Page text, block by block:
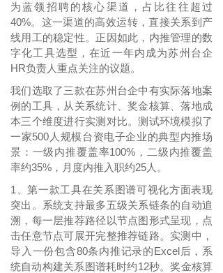
为蓝领招聘的核心渠道，占比往往超过
40%。这一渠道的高效运转，直接关系到产
线用工的稳定性。正因如此，内推管理的数
字化工具选型，在近一年内成为苏州台企
HR负责人重点关注的议题。
我们选取了三款在苏州台企中有实际落地案
例的工具，从关系统计、奖金核算、落地成
本三个维度进行实测对比。测试环境模拟了
一家500人规模台资电子企业的典型内推场
景：一级内推覆盖率100%，二级内推覆盖
率约35%，月度内推入职约25人。
1、第一款工具在关系图谱可视化方面表现
突出。系统支持最多五级关系链条的自动追
溯，每一层推荐路径以节点图形式呈现，点
击任意节点可展开完整推荐链路。实测中，
导入一份包含80条内推记录的Excel后，系
统自动构建关系图谱耗时约12秒。奖金核算